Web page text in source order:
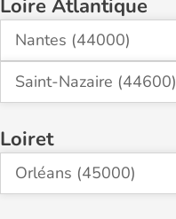
Loire Atlantique
Nantes (44000)
Saint-Nazaire (44600)
Loiret
Orléans (45000)